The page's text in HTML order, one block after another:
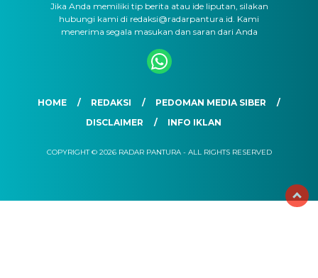
Jika Anda memiliki tip berita atau ide liputan, silakan
hubungi kami di redaksi@radarpantura.id. Kami
menerima segala masukan dan saran dari Anda
HOME REDAKSI
PEDOMAN MEDIA SIBER
DISCLAIMER
INFO IKLAN
COPYRIGHT © 2026 RADAR PANTURA - ALL RIGHTS RESERVED